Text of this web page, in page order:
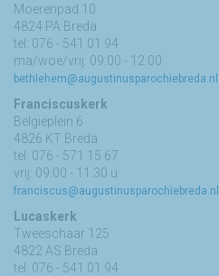
Moerenpad 10
4824 PA Breda
tel: 076 - 541 01 94
ma/woe/vrij: 09:00 - 12:00
bethlehem@augustinusparochiebreda.nl
Franciscuskerk
Belgiëplein 6
4826 KT Breda
tel: 076 - 571 15 67
vrij: 09:00 - 11.30 u
franciscus@augustinusparochiebreda.nl
Lucaskerk
Tweeschaar 125
4822 AS Breda
tel: 076 - 541 01 94